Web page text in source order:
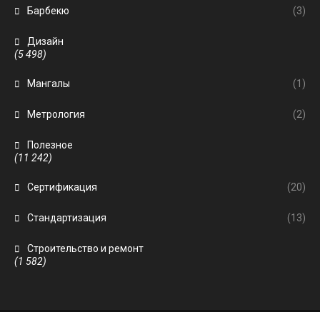
Барбекю (3)
Дизайн
(5 498)
Мангалы (1)
Метрология (2)
Полезное
(11 242)
Сертификация (20)
Стандартизация (13)
Строительство и ремонт
(1 582)